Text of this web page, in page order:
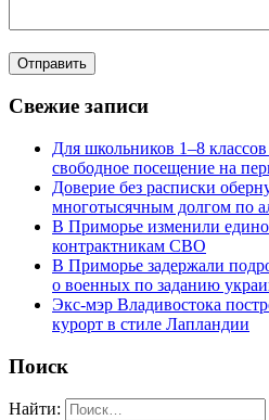
Свежие записи
Для школьников 1–8
свободное посещение на
Доверие без расписки
многотысячным долгом по
В Приморье изменили
контрактникам СВО
В Приморье задержали
о военных по заданию
Экс-мэр Владивостока
курорт в стиле Лапландии
Поиск
Найти: